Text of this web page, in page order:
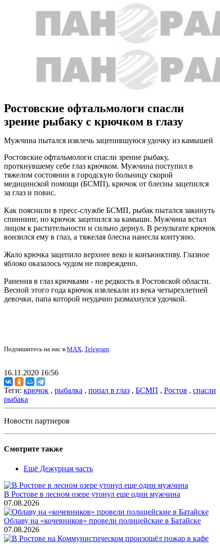
Ростовские офтальмологи спасли
зрение рыбаку с крючком в глазу
Мужчина пытался извлечь зацепившуюся удочку из камышей
Ростовские офтальмологи спасли зрение рыбаку,
проткнувшему себе глаз крючком. Мужчина поступил в
тяжелом состоянии в городскую больницу скорой
медицинской помощи (БСМП), крючок от блесны зацепился
за глаз и повис.
Как пояснили в пресс-службе БСМП, рыбак пытался закинуть
спиннинг, но крючок зацепился за камыши. Мужчина встал
лицом к растительности и сильно дернул. В результате крючок
вонзился ему в глаз, а тяжелая блесна нанесла контузию.
Жало крючка зацепило верхнее веко и конъюнктиву. Глазное
яблоко оказалось чудом не повреждено.
Ранения в глаз крючками - не редкость в Ростовской области.
Весной этого года крючок извлекали из века четырехлетней
девочки, папа которой неудачно размахнулся удочкой.
Подпишитесь на нас в MAX, Telegram.
16.11.2020 16:56
Теги: крючок , рыбалка , попал в глаз , БСМП , Ростов , спасли
рыбака
Новости партнеров
Смотрите также
Ещё Дежурная часть
В Ростове в лесном озере утонул еще один мужчина
07.08.2026
Облаву на «кочевников» провели полицейские в Батайске
07.08.2026